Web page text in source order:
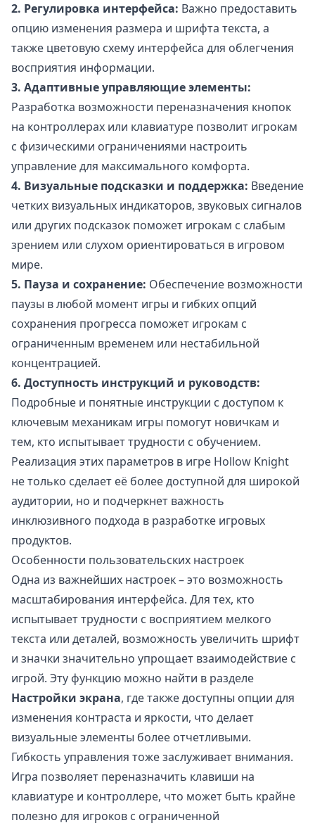
2. Регулировка интерфейса: Важно предоставить
опцию изменения размера и шрифта текста, а
также цветовую схему интерфейса для облегчения
восприятия информации.
3. Адаптивные управляющие элементы:
Разработка возможности переназначения кнопок
на контроллерах или клавиатуре позволит игрокам
с физическими ограничениями настроить
управление для максимального комфорта.
4. Визуальные подсказки и поддержка: Введение
четких визуальных индикаторов, звуковых сигналов
или других подсказок поможет игрокам с слабым
зрением или слухом ориентироваться в игровом
мире.
5. Пауза и сохранение: Обеспечение возможности
паузы в любой момент игры и гибких опций
сохранения прогресса поможет игрокам с
ограниченным временем или нестабильной
концентрацией.
6. Доступность инструкций и руководств:
Подробные и понятные инструкции с доступом к
ключевым механикам игры помогут новичкам и
тем, кто испытывает трудности с обучением.
Реализация этих параметров в игре Hollow Knight
не только сделает её более доступной для широкой
аудитории, но и подчеркнет важность
инклюзивного подхода в разработке игровых
продуктов.
Особенности пользовательских настроек
Одна из важнейших настроек – это возможность
масштабирования интерфейса. Для тех, кто
испытывает трудности с восприятием мелкого
текста или деталей, возможность увеличить шрифт
и значки значительно упрощает взаимодействие с
игрой. Эту функцию можно найти в разделе
Настройки экрана, где также доступны опции для
изменения контраста и яркости, что делает
визуальные элементы более отчетливыми.
Гибкость управления тоже заслуживает внимания.
Игра позволяет переназначить клавиши на
клавиатуре и контроллере, что может быть крайне
полезно для игроков с ограниченной